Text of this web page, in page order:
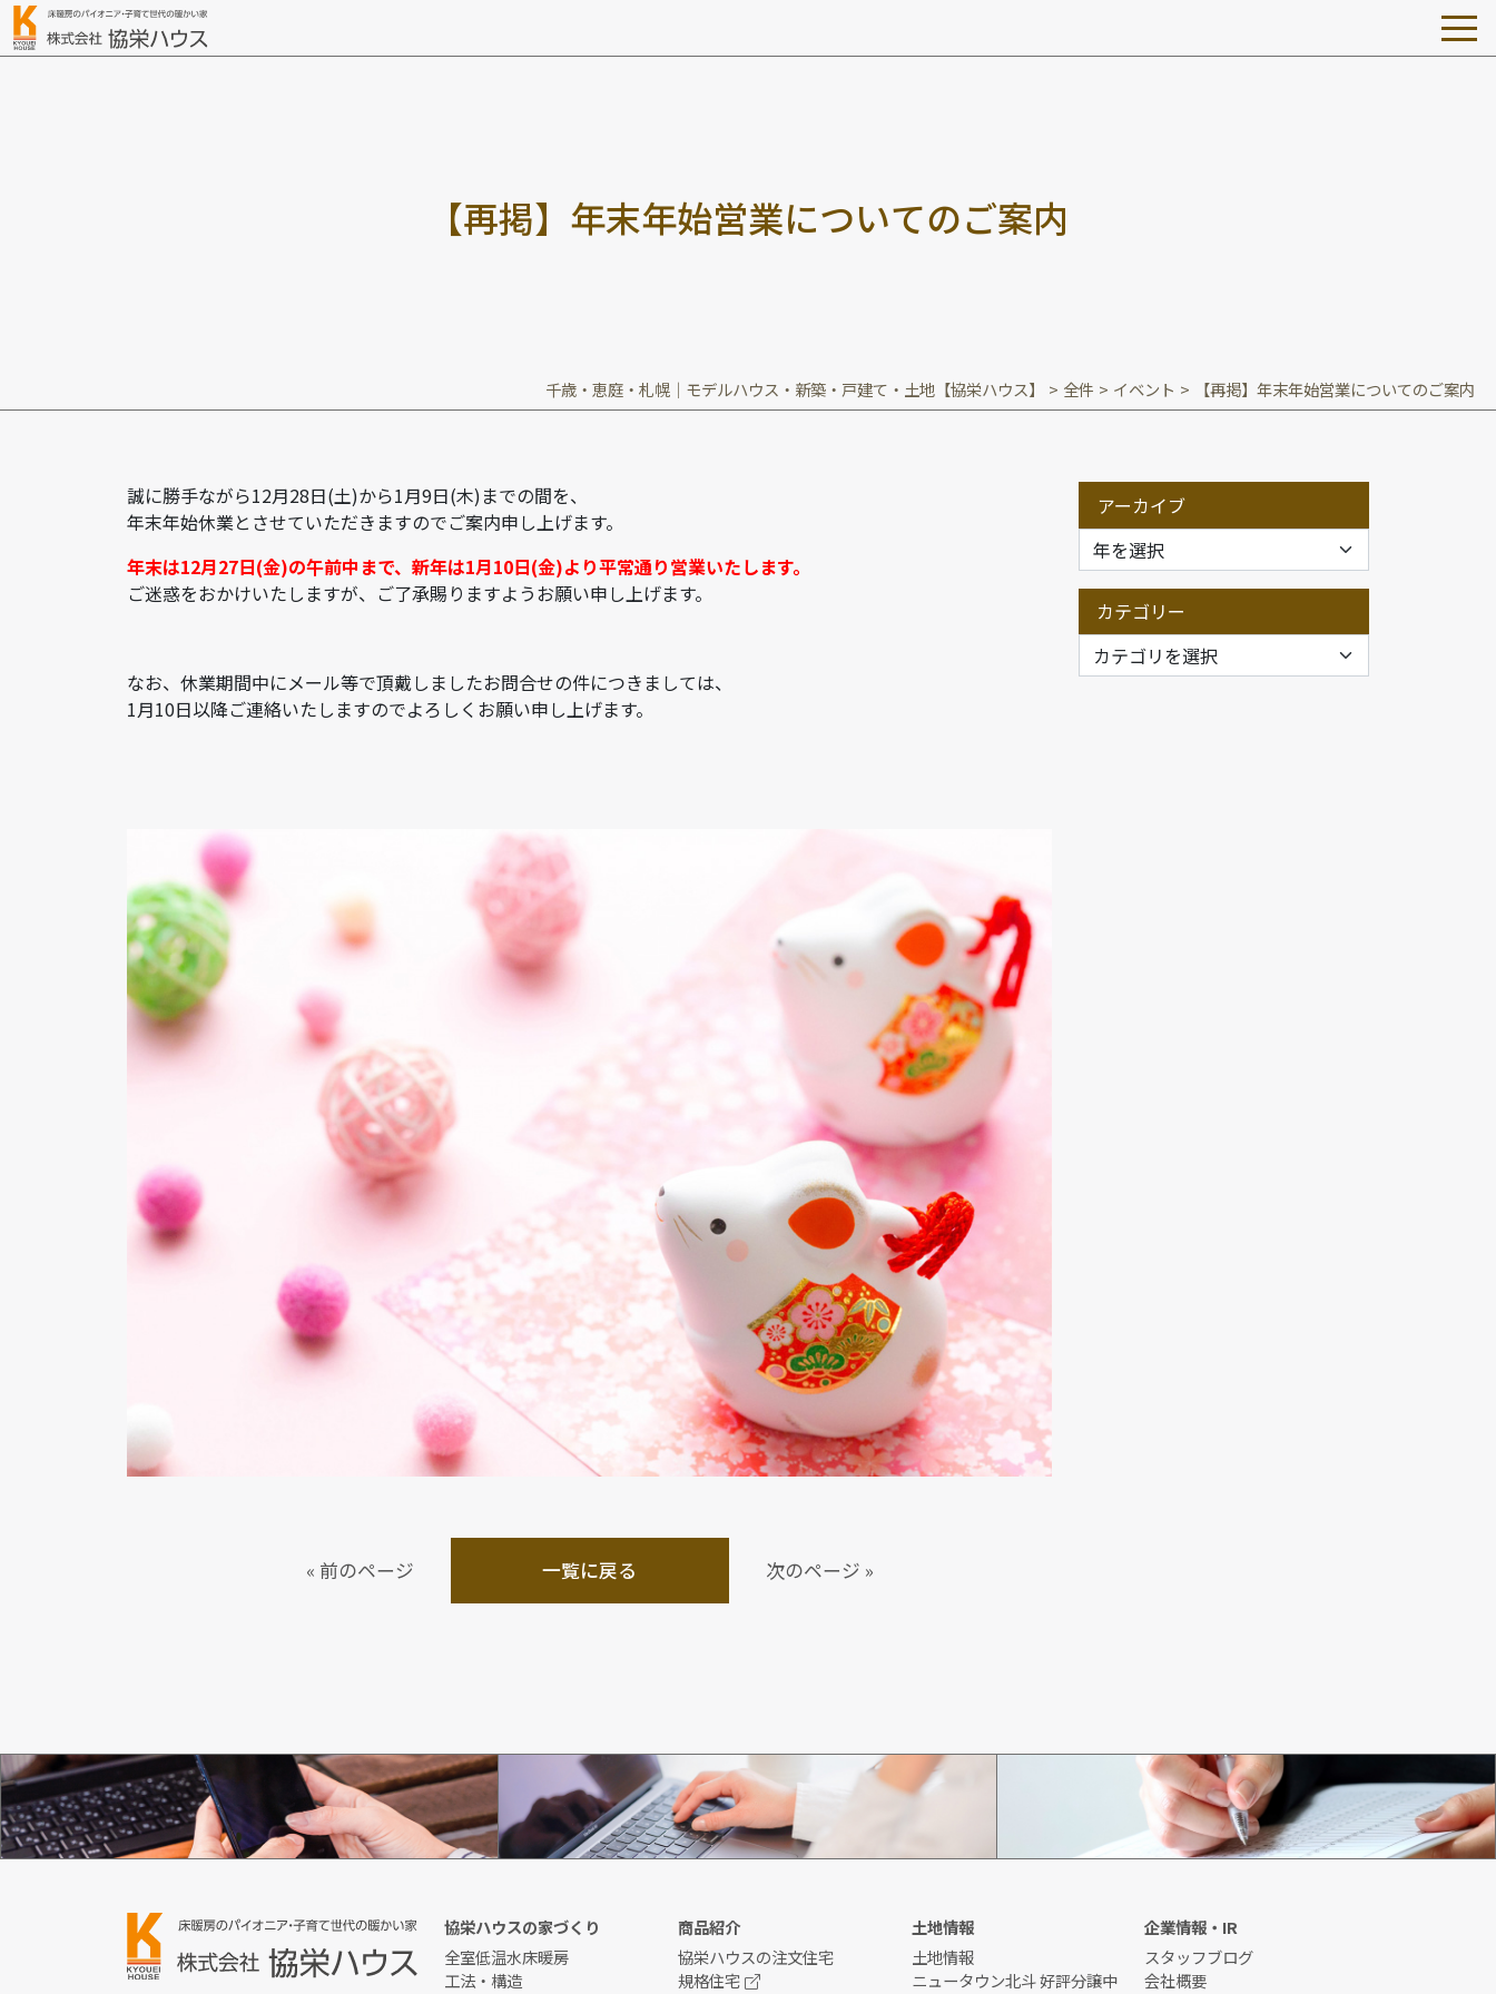
【再掲】 年末年始営業についてのご案内
千歳・恵庭・札幌｜モデルハウス・新築・戸建て・土地【協栄ハウス】 > 全件 > イベント > 【再掲】年末年始営業についてのご案内
誠に勝手ながら12月28日(土)から1月9日(木)までの間を、
年末年始休業とさせていただきますのでご案内申し上げます。
年末は12月27日(金)の午前中まで、新年は1月10日(金)より平常通り営業いたします。
ご迷惑をおかけいたしますが、ご了承賜りますようお願い申し上げます。
なお、休業期間中にメール等で頂戴しましたお問合せの件につきましては、
1月10日以降ご連絡いたしますのでよろしくお願い申し上げます。
« 前のページ 一覧に戻る 次のページ »
アーカイブ
カテゴリー
お問い合わせ 資料請求 初めてのお客様
協栄ハウスの家づくり
全室低温水床暖房
工法・構造
商品紹介
協栄ハウスの注文住宅
規格住宅
土地情報
土地情報
ニュータウン北斗 好評分譲中
企業情報・IR
スタッフブログ
会社概要